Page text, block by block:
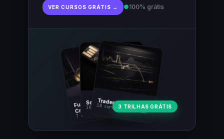
VER CURSOS GRÁTIS → ●100% grátis
Fundamentos
Cripto
7 cursos · 31 aulas
Trader Cripto
18 cursos · 80 aulas
Soberania Bitcoin
10 cursos · 44 aulas3 TRILHAS GRÁTIS